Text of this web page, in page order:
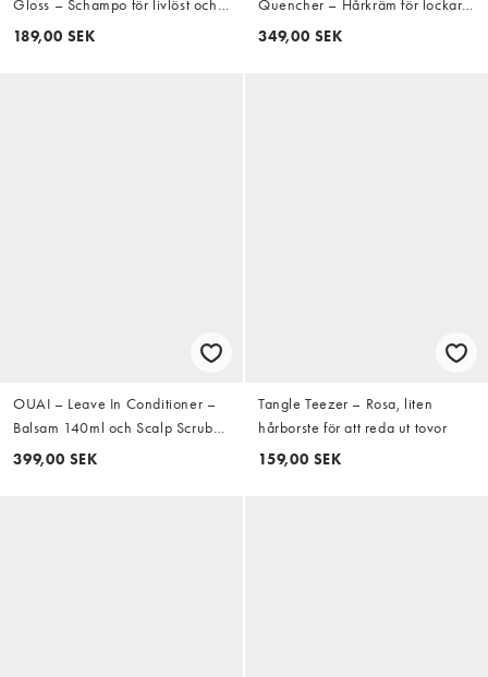
Gloss – Schampo för livlöst och
poröst hår, 200ml
189,00 SEK
Quencher – Hårkräm för lockar
237ml
349,00 SEK
OUAI – Leave In Conditioner –
Balsam 140ml och Scalp Scrub
Mini 30ml
399,00 SEK
Tangle Teezer – Rosa, liten
hårborste för att reda ut tovor
159,00 SEK